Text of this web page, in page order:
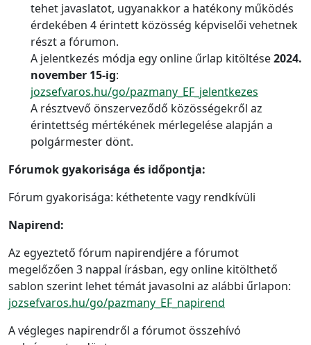
tehet javaslatot, ugyanakkor a hatékony működés
érdekében 4 érintett közösség képviselői vehetnek
részt a fórumon.
A jelentkezés módja egy online űrlap kitöltése2024.
november 15-ig:
jozsefvaros.hu/go/pazmany_EF_jelentkezes
A résztvevő önszerveződő közösségekről az
érintettség mértékének mérlegelése alapján a
polgármester dönt.
Fórumok gyakorisága és időpontja:
Fórum gyakorisága: kéthetente vagy rendkívüli
Napirend:
Az egyeztető fórum napirendjére a fórumot
megelőzően 3 nappal írásban, egy online kitölthető
sablon szerint lehet témát javasolni az alábbi űrlapon:
jozsefvaros.hu/go/pazmany_EF_napirend
A végleges napirendről a fórumot összehívó